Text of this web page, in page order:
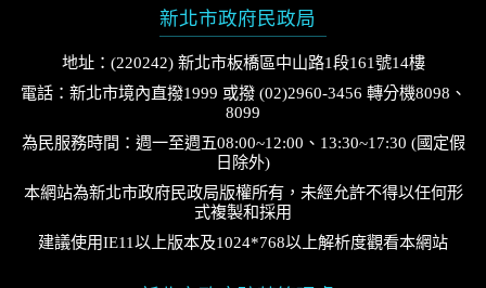
新北市政府民政局
地址：(220242) 新北市板橋區中山路1段161號14樓
電話：新北市境內直撥1999 或撥 (02)2960-3456 轉分機8098、
8099
為民服務時間：週一至週五08:00~12:00、13:30~17:30 (國定假
日除外)
本網站為新北市政府民政局版權所有，未經允許不得以任何形
式複製和採用
建議使用IE11以上版本及1024*768以上解析度觀看本網站